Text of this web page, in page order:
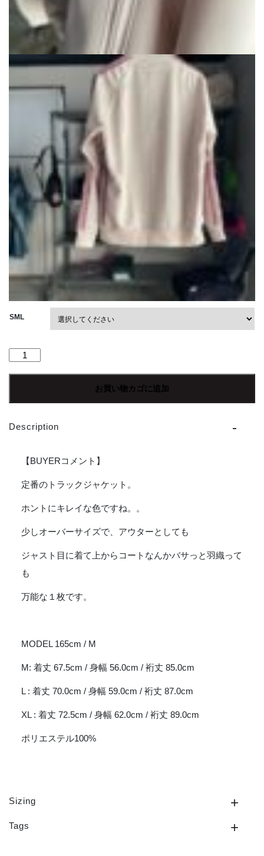
SML
【Unisex】
ー
ル
Track
[POLY
お買い物カゴに追加
Description
【BUYERコメント】
定番のトラックジャケット。
ホントにキレイな色ですね。。
少しオーバーサイズで、アウターとしても
ジャスト目に着て上からコートなんかバサっと羽織って
も
万能な１枚です。
MODEL 165cm / M
M: 着丈 67.5cm / 身幅 56.0cm / 裄丈 85.0cm
L : 着丈 70.0cm / 身幅 59.0cm / 裄丈 87.0cm
XL : 着丈 72.5cm / 身幅 62.0cm / 裄丈 89.0cm
ポリエステル100%
Sizing
Tags